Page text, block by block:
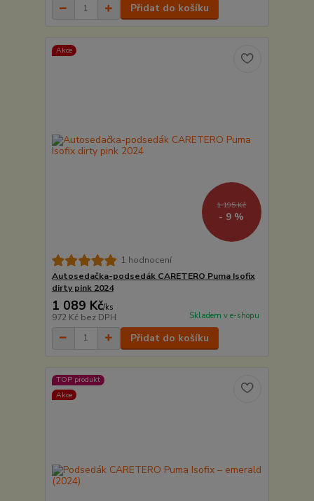
Přidat do košíku
Akce
1 195 Kč
- 9 %
1 hodnocení
Autosedačka-podsedák CARETERO Puma Isofix
dirty pink 2024
1 089 Kč/ks
972 Kč bez DPH Skladem v e-shopu
Přidat do košíku
TOP produkt
Akce